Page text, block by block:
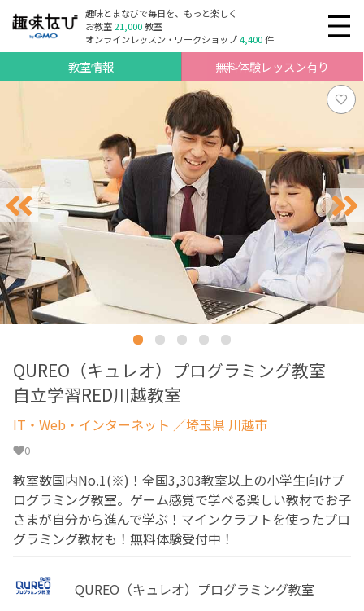
趣味とまなびで毎日を、もっと楽しく
お教室21,000教室
オンラインレッスン・ワークショップ4,400件
教室情報 無料体験レッスン有り
QUREO（キュレオ）プログラミング教室
自立学習RED川越教室
IT・Web・インターネット ／埼玉県 川越市
0
教室数国内No.1(※)！全国3,303教室以上の小学生向けプ
ログラミング教室。ゲーム感覚で学べる楽しい教材でお子
さまが自分から進んで学ぶ！マインクラフトを使ったプロ
グラミング教材も！無料体験受付中！
QUREO（キュレオ）プログラミング教室